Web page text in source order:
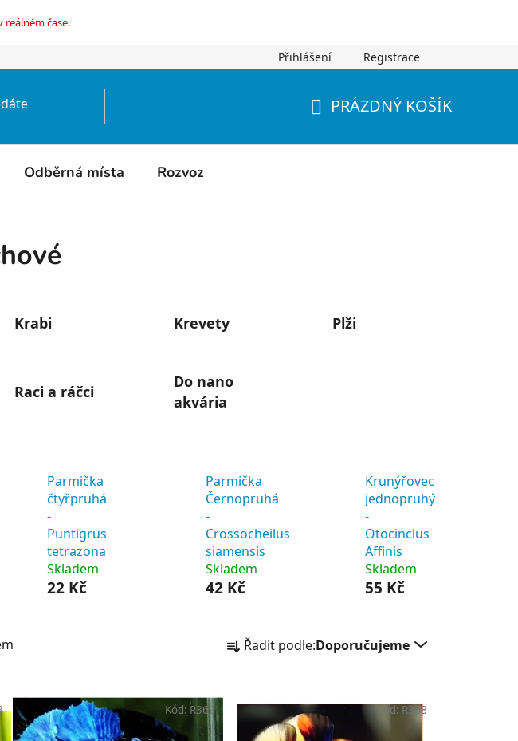
čase.
Přihlášení Registrace
PRÁZDNÝ KOŠÍK
Odběrná místa Rozvoz
Krabi Krevety Plži
Raci a ráčci
Do nano
akvária
Parmička
čtyřpruhá
-
Puntigrus
tetrazona
Skladem
22 Kč
Parmička
Černopruhá
-
Crossocheilus
siamensis
Skladem
42 Kč
Krunýřovec
jednopruhý
-
Otocinclus
Affinis
Skladem
55 Kč
a Řadit podle:Doporučujeme
Kód: R369 Kód: R368